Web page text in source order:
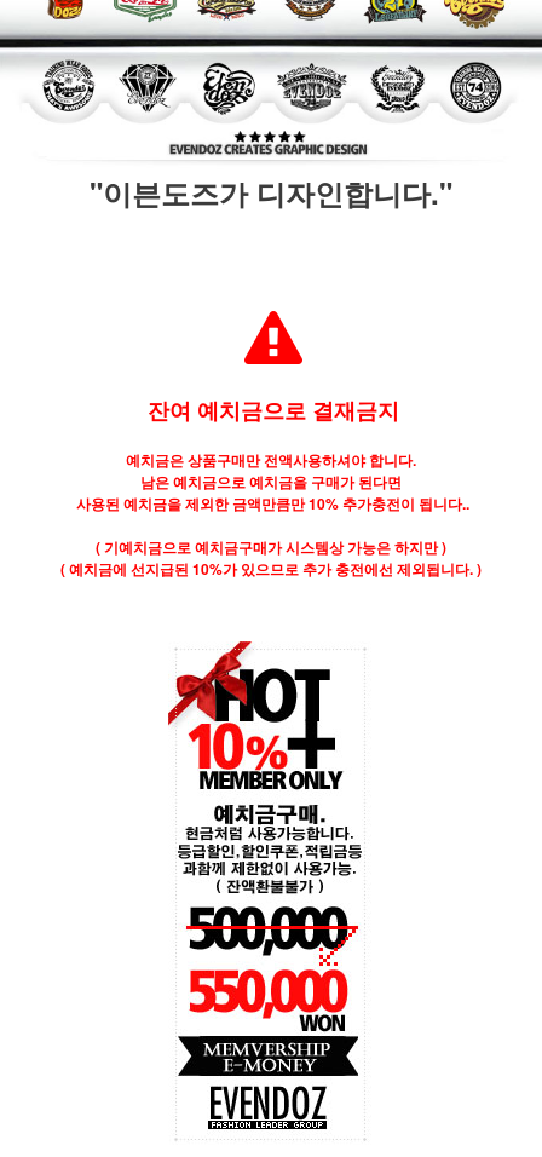
"이븐도즈가 디자인합니다."
잔여 예치금으로 결재금지
예치금은 상품구매만 전액사용하셔야 합니다.
남은 예치금으로 예치금을 구매가 된다면
사용된 예치금을 제외한 금액만큼만 10% 추가충전이 됩니다..
( 기예치금으로 예치금구매가 시스템상 가능은 하지만 )
( 예치금에 선지급된 10%가 있으므로 추가 충전에선 제외됩니다. )